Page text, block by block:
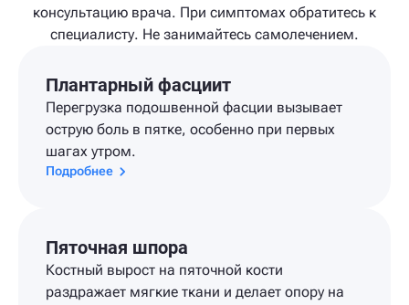
консультацию врача. При симптомах обратитесь к
специалисту. Не занимайтесь самолечением.
Плантарный фасциит
Перегрузка подошвенной фасции вызывает
острую боль в пятке, особенно при первых
шагах утром.
Подробнее
Пяточная шпора
Костный вырост на пяточной кости
раздражает мягкие ткани и делает опору на